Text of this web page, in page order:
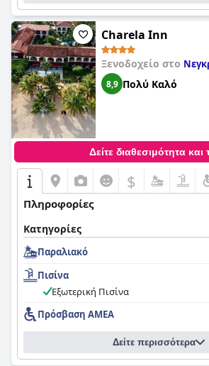
Charela Inn
Ξενοδοχείο στο
8,9 Πολύ Καλό
Δείτε διαθεσιμότητα και
$
Πληροφορίες
Κατηγορίες
Παραλιακό
Πισίνα
Εξωτερική Πισίνα
Πρόσβαση ΑΜΕΑ
Δείτε περισσότερα